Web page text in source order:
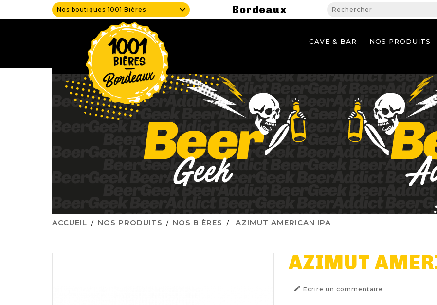
Nos boutiques 1001 Bières Bordeaux
CAVE & BAR NOS PRODUITS
ACCUEIL NOS PRODUITS NOS BIÈRES AZIMUT AMERICAN IPA
AZIMUT
 Ecrire un commentaire